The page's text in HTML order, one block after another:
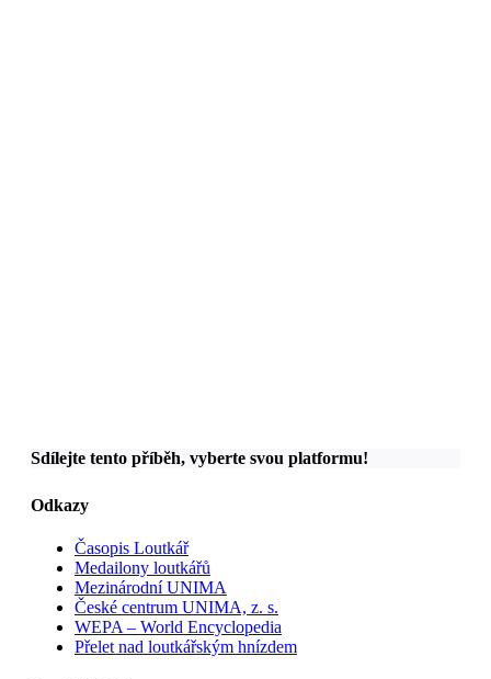
Sdílejte tento příběh, vyberte svou platformu!
Odkazy
Časopis Loutkář
Medailony loutkářů
Mezinárodní UNIMA
České centrum UNIMA, z. s.
WEPA – World Encyclopedia
Přelet nad loutkářským hnízdem